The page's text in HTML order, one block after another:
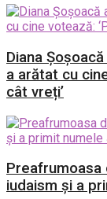
Diana
a arătat cu
cât vreți’
Preafrumoasa
iudaism și a